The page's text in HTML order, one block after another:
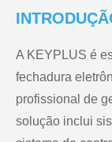
A KEYPLUS é
fechadura
profissional de
solução inclui